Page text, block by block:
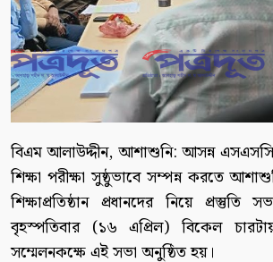
বিএম আলাউদ্দীন, আশাশুনি: আসন্ন
শিক্ষা পরীক্ষা সুষ্ঠুভাবে সম্পন্ন করতে
শিক্ষাপ্রতিষ্ঠান প্রধানদের নিয়ে প্রস্তুতি
বৃহস্পতিবার (১৬ এপ্রিল) বিকেল
সম্মেলনকক্ষে এই সভা অনুষ্ঠিত হয়।